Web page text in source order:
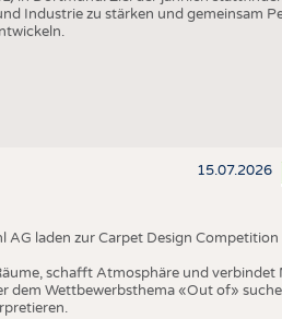
Industrie zu stärken und gemeinsam
15.07.2026
AG laden zur Carpet Design
schafft Atmosphäre und verbindet
dem Wettbewerbsthema «Out of»